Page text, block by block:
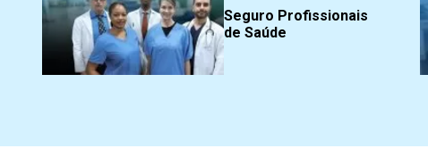
Seguro Profissionais
de Saúde